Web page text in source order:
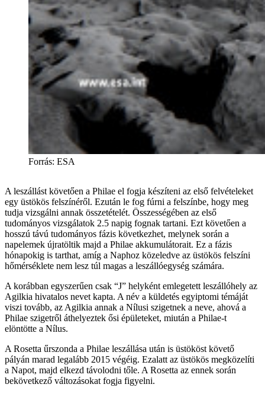
Forrás: ESA
A leszállást követően a Philae el fogja készíteni az első felvételeket
egy üstökös felszínéről. Ezután le fog fúrni a felszínbe, hogy meg
tudja vizsgálni annak összetételét. Összességében az első
tudományos vizsgálatok 2.5 napig fognak tartani. Ezt követően a
hosszú távú tudományos fázis következhet, melynek során a
napelemek újratöltik majd a Philae akkumulátorait. Ez a fázis
hónapokig is tarthat, amíg a Naphoz közeledve az üstökös felszíni
hőmérséklete nem lesz túl magas a leszállóegység számára.
A korábban egyszerűen csak “J” helyként emlegetett leszállóhely az
Agilkia hivatalos nevet kapta. A név a küldetés egyiptomi témáját
viszi tovább, az Agilkia annak a Nílusi szigetnek a neve, ahová a
Philae szigetről áthelyeztek ősi épületeket, miután a Philae-t
elöntötte a Nílus.
A Rosetta űrszonda a Philae leszállása után is üstököst követő
pályán marad legalább 2015 végéig. Ezalatt az üstökös megközelíti
a Napot, majd elkezd távolodni tőle. A Rosetta az ennek során
bekövetkező változásokat fogja figyelni.